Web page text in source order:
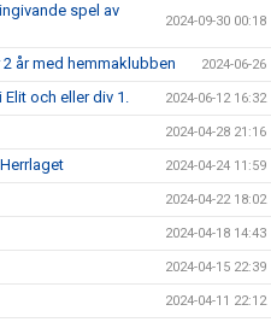
spel av
2024-09-30 00:18
år med hemmaklubben 2024-06-26
och eller div 1. 2024-06-12 16:32
2024-04-28 21:16
2024-04-24 11:59
2024-04-22 18:02
2024-04-18 14:43
2024-04-15 22:39
2024-04-11 22:12